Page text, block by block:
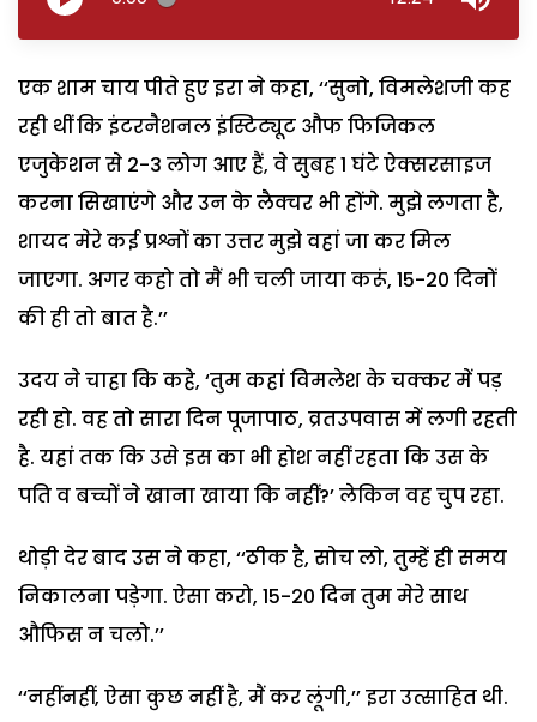
एक शाम चाय पीते हुए इरा ने कहा, ‘‘सुनो, विमलेशजी कह
रही थीं कि इंटरनैशनल इंस्टिट्यूट औफ फिजिकल
एजुकेशन से 2-3 लोग आए हैं, वे सुबह 1 घंटे ऐक्सरसाइज
करना सिखाएंगे और उन के लैक्चर भी होंगे. मुझे लगता है,
शायद मेरे कई प्रश्नों का उत्तर मुझे वहां जा कर मिल
जाएगा. अगर कहो तो मैं भी चली जाया करूं, 15-20 दिनों
की ही तो बात है.’’
उदय ने चाहा कि कहे, ‘तुम कहां विमलेश के चक्कर में पड़
रही हो. वह तो सारा दिन पूजापाठ, व्रतउपवास में लगी रहती
है. यहां तक कि उसे इस का भी होश नहीं रहता कि उस के
पति व बच्चों ने खाना खाया कि नहीं?’ लेकिन वह चुप रहा.
थोड़ी देर बाद उस ने कहा, ‘‘ठीक है, सोच लो, तुम्हें ही समय
निकालना पड़ेगा. ऐसा करो, 15-20 दिन तुम मेरे साथ
औफिस न चलो.’’
‘‘नहींनहीं, ऐसा कुछ नहीं है, मैं कर लूंगी,’’ इरा उत्साहित थी.